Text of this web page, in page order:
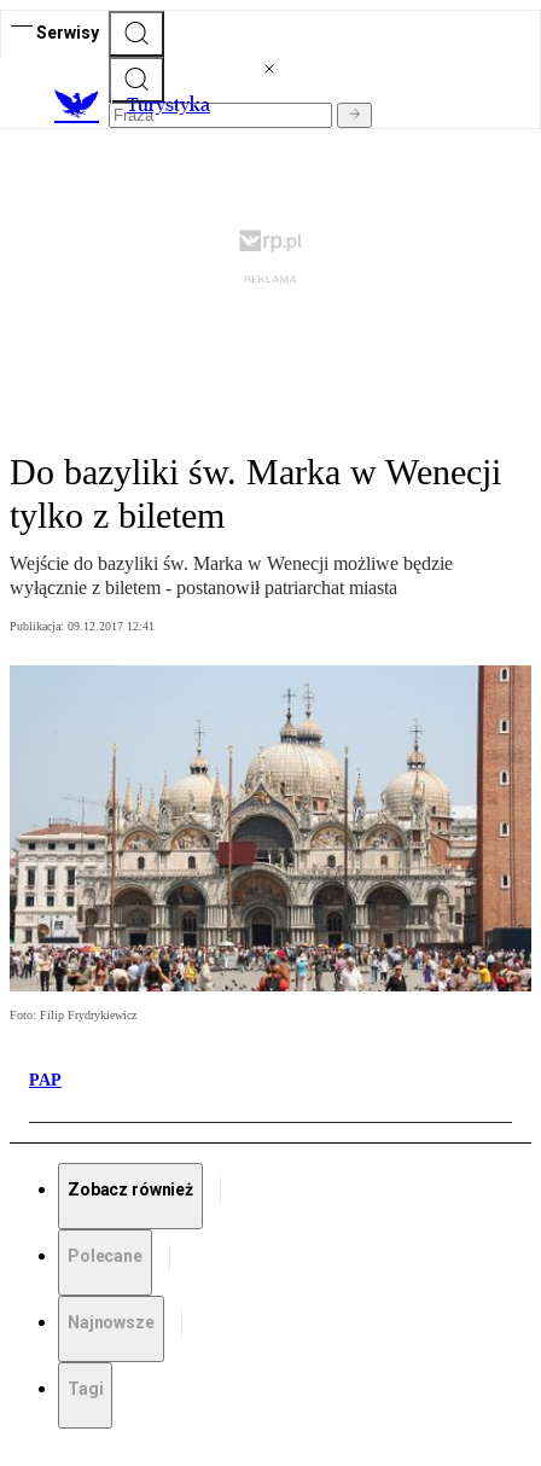
Serwisy
Turystyka
Do bazyliki św. Marka w Wenecji
tylko z biletem
Wejście do bazyliki św. Marka w Wenecji możliwe będzie
wyłącznie z biletem - postanowił patriarchat miasta
Publikacja: 09.12.2017 12:41
Foto: Filip Frydrykiewicz
PAP
Zobacz również
Polecane
Najnowsze
Tagi